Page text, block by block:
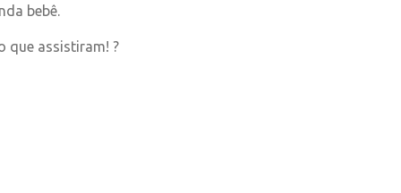
bebê.
que assistiram! ?